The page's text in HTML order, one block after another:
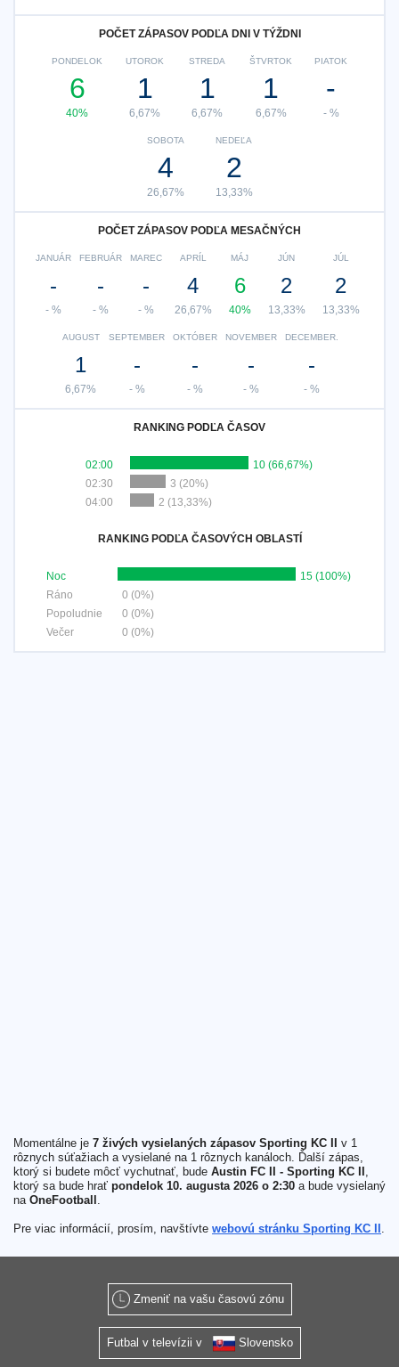
POČET ZÁPASOV PODĽA DNI V TÝŽDNI
PONDELOK
6
40%
UTOROK
1
6,67%
STREDA
1
6,67%
ŠTVRTOK
1
6,67%
PIATOK
-
- %
SOBOTA
4
26,67%
NEDEĽA
2
13,33%
POČET ZÁPASOV PODĽA MESAČNÝCH
JANUÁR
-
- %
FEBRUÁR
-
- %
MAREC
-
- %
APRÍL
4
26,67%
MÁJ
6
40%
JÚN
2
13,33%
JÚL
2
13,33%
AUGUST
1
6,67%
SEPTEMBER
-
- %
OKTÓBER
-
- %
NOVEMBER
-
- %
DECEMBER.
-
- %
RANKING PODĽA ČASOV
02:00
10 (66,67%)
02:30
3 (20%)
04:00
2 (13,33%)
RANKING PODĽA ČASOVÝCH OBLASTÍ
Noc
15 (100%)
Ráno
0 (0%)
Popoludnie
0 (0%)
Večer
0 (0%)
Momentálne je 7 živých vysielaných zápasov Sporting KC II
v 1
rôznych súťažiach a vysielané na 1 rôznych kanáloch. Ďalší zápas,
ktorý si budete môcť vychutnať, bude Austin FC II - Sporting KC II ,
ktorý sa bude hrať pondelok 10. augusta 2026 o 2:30 a bude vysielaný
na OneFootball .
Pre viac informácií, prosím, navštívte webovú stránku Sporting KC II .
Zmeniť na vašu časovú zónu
Futbal v televízii v Slovensko